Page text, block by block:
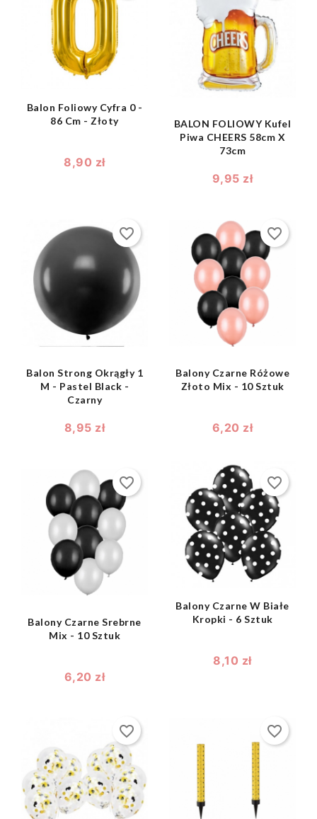
shopping_bag 
Balon Foliowy Cyfra 0 -
86 Cm - Złoty
8,90 zł
shopping_bag 
BALON FOLIOWY Kufel
Piwa CHEERS 58cm X
73cm
9,95 zł
Balon Strong Okrągły 1
M - Pastel Black -
Czarny
8,95 zł
favorite_border
shopping_bag 
Balony Czarne Różowe
Złoto Mix - 10 Sztuk
6,20 zł
favorite_border
shopping_bag 
Balony Czarne Srebrne
Mix - 10 Sztuk
6,20 zł
favorite_border
shopping_bag 
Balony Czarne W Białe
Kropki - 6 Sztuk
8,10 zł
favorite_border
shopping_bag 
favorite_border
shopping_bag 
favorite_border